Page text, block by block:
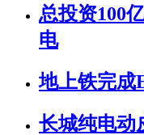
总投资100
电
地上铁完成
长城纯电动